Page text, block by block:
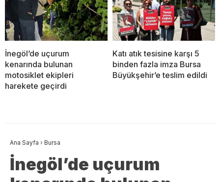
İnegöl’de uçurum
kenarında bulunan
motosiklet ekipleri
harekete geçirdi
Katı atık tesisine karşı 5
binden fazla imza Bursa
Büyükşehir’e teslim edildi
Ana Sayfa › Bursa
İnegöl’de uçurum